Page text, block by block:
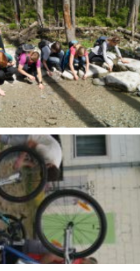
Egzamin 2012
Fakultet Turystyczny